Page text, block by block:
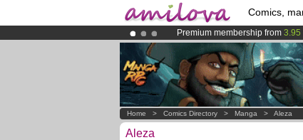
Comics,
Premium membership from 3.95
Already 134393membersand
AmilovaKickstarter is now LIVE!.
Home > Comics Directory > Manga > Aleza
Aleza